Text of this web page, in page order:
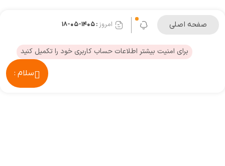
صفحه اصلی امروز: ۱۴۰۵-۰۵-۱۸
برای امنیت بیشتر اطلاعات حساب کاربری خود را تکمیل کنید
سلام :